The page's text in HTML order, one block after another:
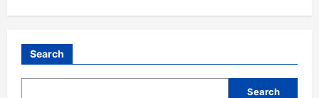
Search
Search